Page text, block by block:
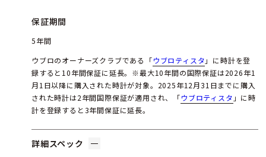
保証期間
5年間
ウブロのオーナーズクラブである「ウブロティスタ 」に時計を登
録すると10年間保証に延長。※最大10年間の国際保証は2026年1
月1日以降に購入された時計が対象。2025年12月31日までに購入
された時計は2年間国際保証が適用され、「ウブロティスタ 」に時
計を登録すると3年間保証に延長。
詳細スペック